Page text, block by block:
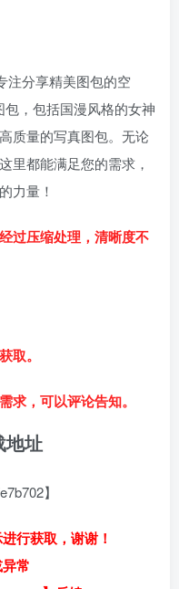
注分享精美图包的空
，包括国漫风格的女神
质量的写真图包。无论
里都能满足您的需求，
力量！
过压缩处理，清晰度不
取。
求，可以评论告知。
地址
】
行获取，谢谢！
常